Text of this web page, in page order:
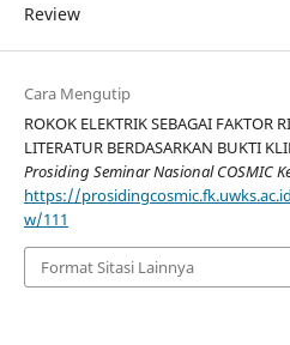
Review
Cara Mengutip
ROKOK ELEKTRIK SEBAGAI FAKTOR
LITERATUR BERDASARKAN BUKTI
Prosiding Seminar Nasional COSMIC
https://
w/111
Format Sitasi Lainnya